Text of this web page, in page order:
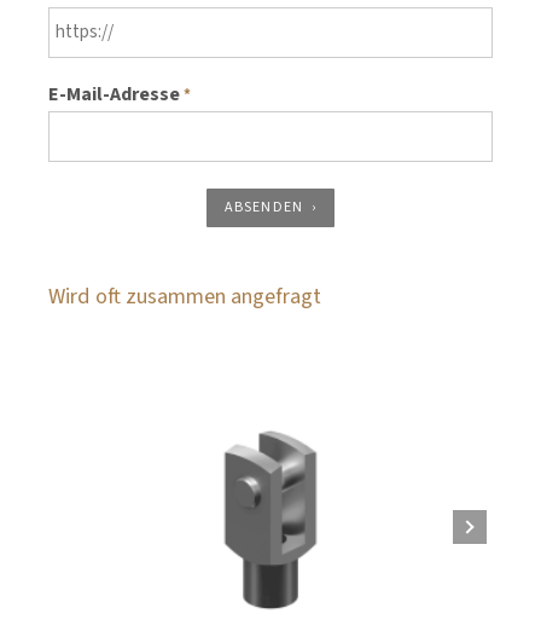
E-Mail-Adresse*
ABSENDEN
Wird oft zusammen angefragt